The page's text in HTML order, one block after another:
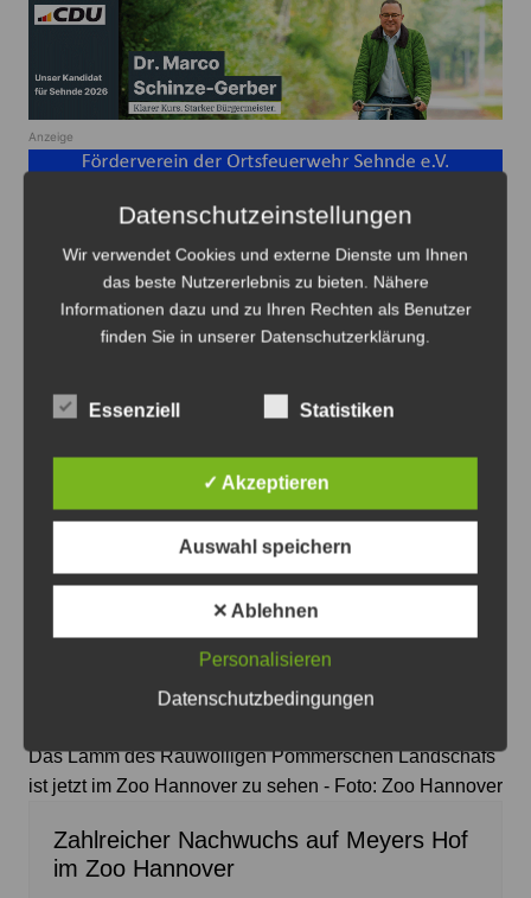
Anzeige
Beitragsnavigation
Zurück Weiter
Das könnte Sie auch interessieren
Das Lamm des Rauwolligen Pommerschen Landschafs
ist jetzt im Zoo Hannover zu sehen - Foto: Zoo Hannover
Zahlreicher Nachwuchs auf Meyers Hof
im Zoo Hannover
Datenschutzeinstellungen
Wir verwendet Cookies und externe Dienste um Ihnen
das beste Nutzererlebnis zu bieten. Nähere
Informationen dazu und zu Ihren Rechten als Benutzer
finden Sie in unserer Datenschutzerklärung.
Essenziell Statistiken
✓ Akzeptieren
Auswahl speichern
✕ Ablehnen
Personalisieren
Datenschutzbedingungen